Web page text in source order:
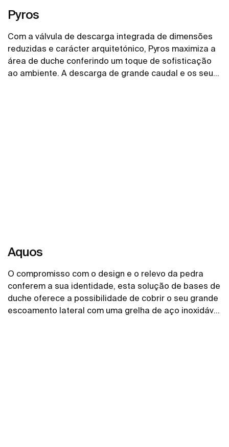
Pyros
Com a válvula de descarga integrada de dimensões
reduzidas e carácter arquitetónico, Pyros maximiza a
área de duche conferindo um toque de sofisticação
ao ambiente. A descarga de grande caudal e os seus
Aquos
O compromisso com o design e o relevo da pedra
conferem a sua identidade, esta solução de bases de
duche oferece a possibilidade de cobrir o seu grande
escoamento lateral com uma grelha de aço inoxidável